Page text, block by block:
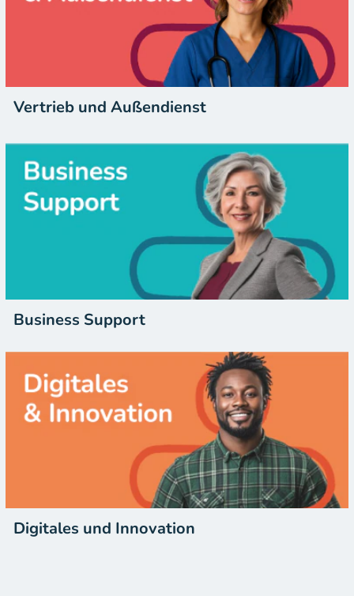
Vertrieb und Außendienst
Business Support
Digitales und Innovation